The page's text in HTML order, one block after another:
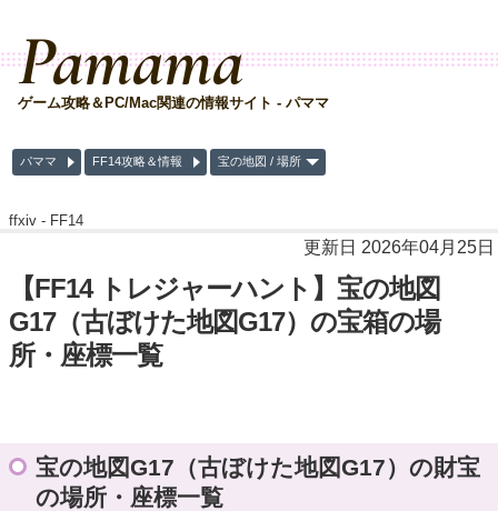
Pamama
ゲーム攻略＆PC/Mac関連の情報サイト - パママ
パママ FF14攻略＆情報 宝の地図 / 場所
ffxiv - FF14
更新日 2026年04月25日
【FF14 トレジャーハント】宝の地図
G17（古ぼけた地図G17）の宝箱の場
所・座標一覧
宝の地図G17（古ぼけた地図G17）の財宝
の場所・座標一覧